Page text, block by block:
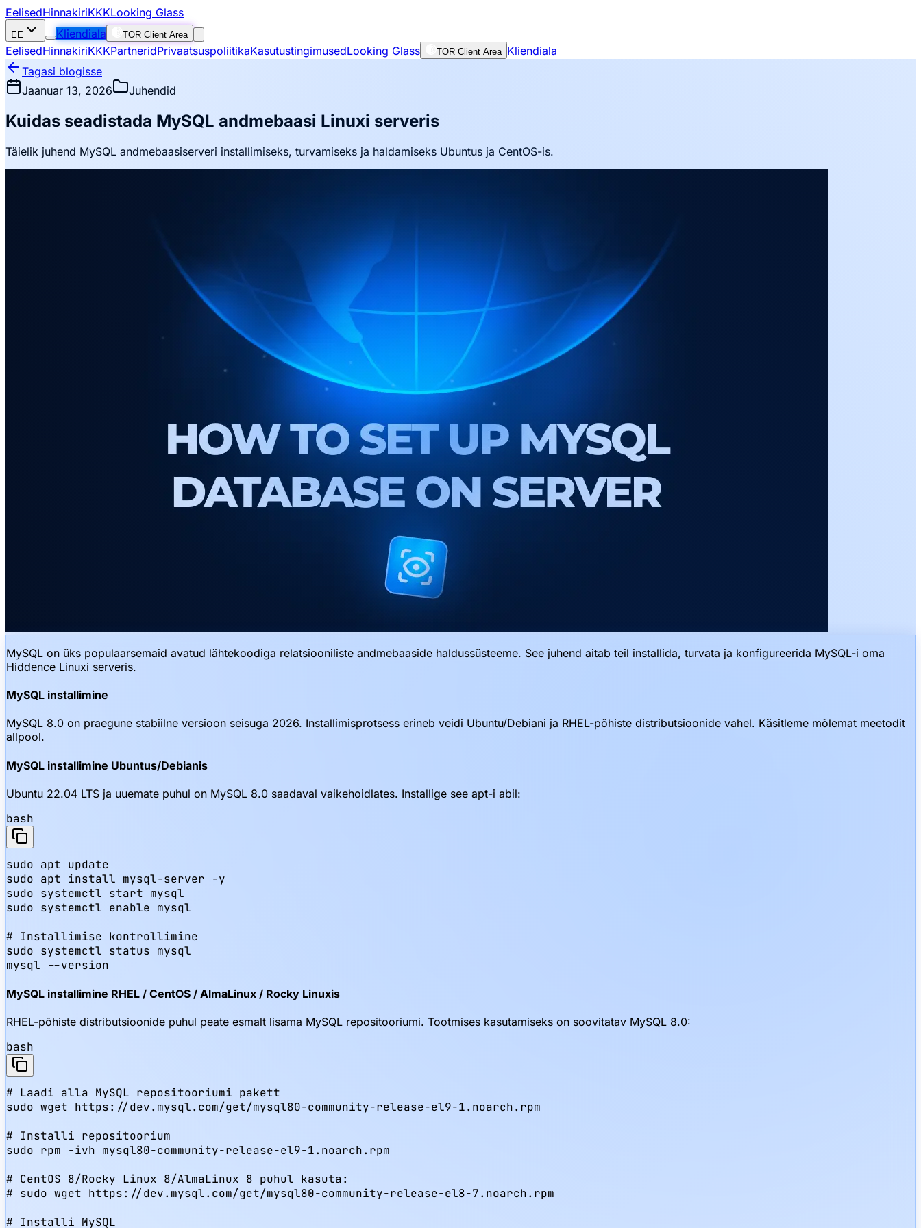
EelisedHinnakiriKKKLooking Glass
EE Kliendiala TOR Client Area
EelisedHinnakiriKKKPartneridPrivaatsuspoliitikaKasutustingimusedLooking Glass TOR Client Area Kliendiala
Tagasi blogisse
Jaanuar 13, 2026
Juhendid
Kuidas seadistada MySQL andmebaasi Linuxi serveris
Täielik juhend MySQL andmebaasiserveri installimiseks, turvamiseks ja haldamiseks Ubuntus ja CentOS-is.
MySQL on üks populaarsemaid avatud lähtekoodiga relatsiooniliste andmebaaside haldussüsteeme. See juhend aitab teil installida, turvata ja konfigureerida MySQL-i oma
Hiddence Linuxi serveris.
MySQL installimine
MySQL 8.0 on praegune stabiilne versioon seisuga 2026. Installimisprotsess erineb veidi Ubuntu/Debiani ja RHEL-põhiste distributsioonide vahel. Käsitleme mõlemat meetodit
allpool.
MySQL installimine Ubuntus/Debianis
Ubuntu 22.04 LTS ja uuemate puhul on MySQL 8.0 saadaval vaikehoidlates. Installige see apt-i abil:
bash
sudo apt update
sudo apt install mysql-server -y
sudo systemctl start mysql
sudo systemctl enable mysql
# Installimise kontrollimine
sudo systemctl status mysql
mysql --version
MySQL installimine RHEL / CentOS / AlmaLinux / Rocky Linuxis
RHEL-põhiste distributsioonide puhul peate esmalt lisama MySQL repositooriumi. Tootmises kasutamiseks on soovitatav MySQL 8.0:
bash
# Laadi alla MySQL repositooriumi pakett
sudo wget https://dev.mysql.com/get/mysql80-community-release-el9-1.noarch.rpm
# Installi repositoorium
sudo rpm -ivh mysql80-community-release-el9-1.noarch.rpm
# CentOS 8/Rocky Linux 8/AlmaLinux 8 puhul kasuta:
# sudo wget https://dev.mysql.com/get/mysql80-community-release-el8-7.noarch.rpm
# Installi MySQL